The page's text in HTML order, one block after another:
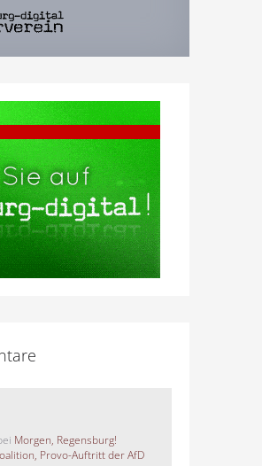
Morgen, Regensburg!
Provo-Auftritt der AfD